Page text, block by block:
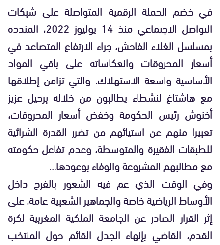
في خضم الحملة الرقمية المتواصلة على شبكات
التواصل الاجتماعي منذ 14 يوليوز 2022، المنددة
بمسلسل الغلاء الفاحش، جراء الارتفاع المتصاعد في
أسعار المحروقات وانعكاساته على باقي المواد
الأساسية واسعة الاستهلاك. والتي تزامن إطلاقها
مع هاشتاغ لنشطاء يطالبون من خلاله برحيل عزيز
أخنوش رئيس الحكومة وخفض أسعار المحروقات،
تعبيرا منهم عن استيائهم من تضرر القدرة الشرائية
للطبقات الفقيرة والمتوسطة، وعدم تفاعل حكومته
مع مطالبهم المشروعة والوفاء بوعودها…
وفي الوقت الذي عم فيه الشعور بالفرح داخل
الأوساط الرياضية خاصة والجماهير الشعبية عامة، على
إثر القرار الصادر عن الجامعة الملكية المغربية لكرة
القدم، القاضي بإنهاء الجدل القائم حول المنتخب